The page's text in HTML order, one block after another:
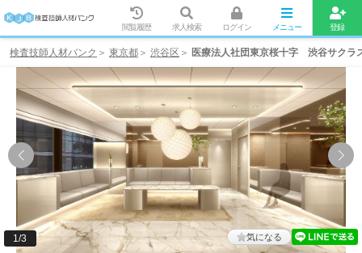
閲覧履歴 求人検索 ログイン メニュー 登録
検査技師人材バンク 東京都 渋谷区 医療法人社団東京桜十字 渋谷サクラ
1/3 気になる